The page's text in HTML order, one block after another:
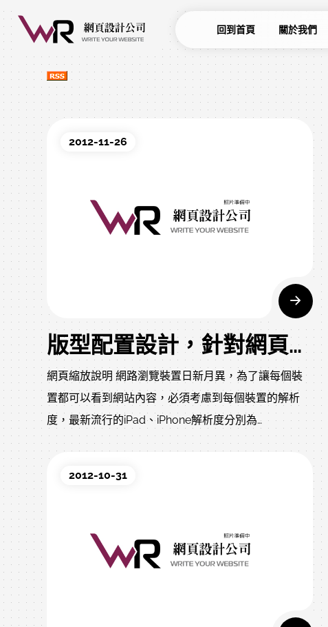
回到首頁 關於我們
2012-11-26
版型配置設計，針對網頁縮放說明
網頁縮放說明 網路瀏覽裝置日新月異，為了讓每個裝
置都可以看到網站內容，必須考慮到每個裝置的解析
度，最新流行的iPad、iPhone解析度分別為
1024*768、480*960，而其他廠牌智慧型手機或平板電
Moving、Screen Resize，請詳全文中，下圖說明其中
2012-10-31